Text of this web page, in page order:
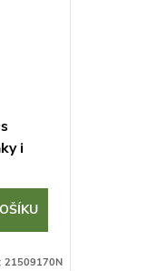
i
21509170N